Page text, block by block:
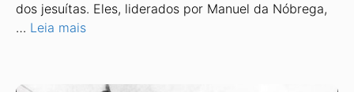
dos jesuítas. Eles, liderados por Manuel da Nóbrega,
… Leia mais